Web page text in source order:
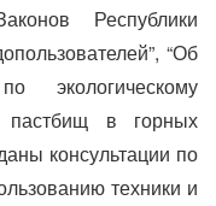
Республики
“Об
экологическому
пастбищ в горных
консультации по
техники и